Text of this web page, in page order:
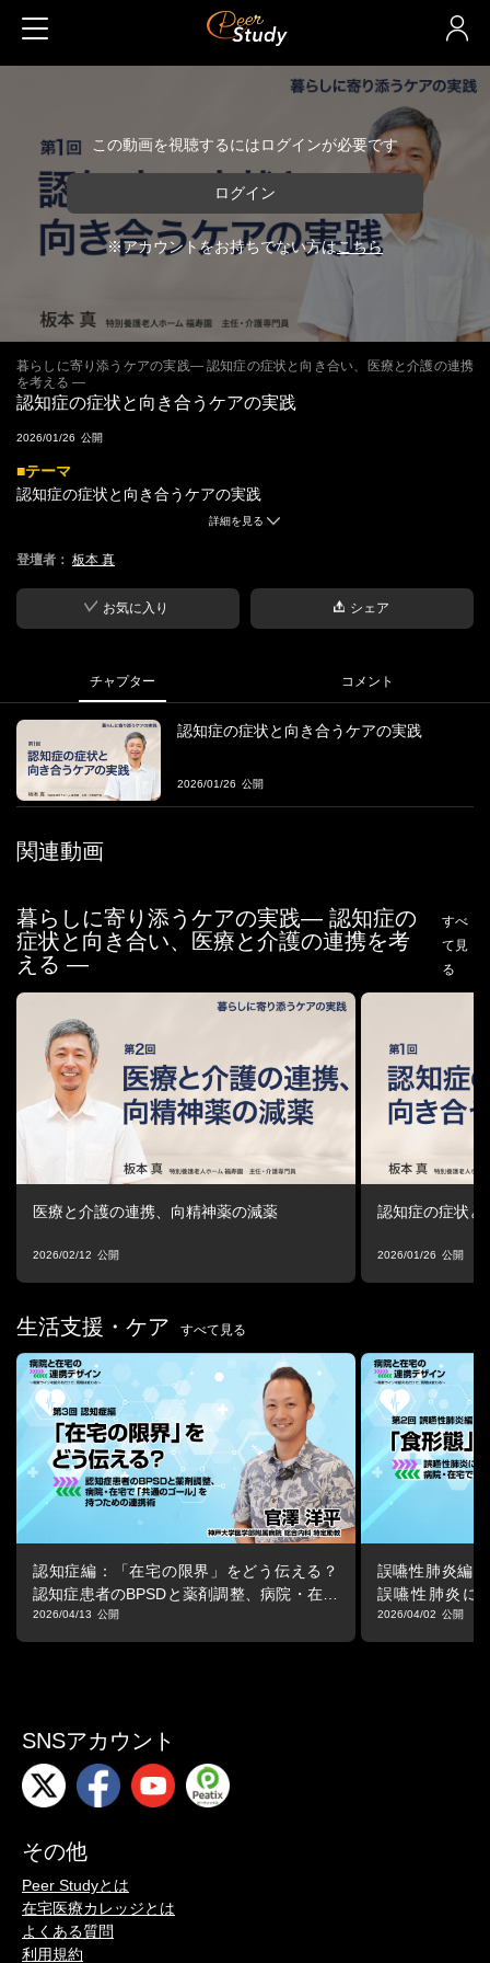
この動画を視聴するにはログインが必要です
ログイン
※アカウントをお持ちでない方はこちら
暮らしに寄り添うケアの実践― 認知症の症状と向き合い、医療と介護の連携
を考える ―
認知症の症状と向き合うケアの実践
2026/01/26
■テーマ
認知症の症状と向き合うケアの実践
ケア職のあなたへ。
「その処方、本当に“本人のため”だったのか。」
――そう悩んだ経験は、ありませんか。
大切なのは、
誰のために、どんなケアをつくるのかを
チームで考え続けること。
・医療と、どう関係を築いてきたのか
・向精神薬を、どう評価し、どう見直してきたのか
──悩み続けてきた現場だからこそ、 共有できる
特養100床で、 入居時の薬剤評価を起点に、
段階的減薬と多職種連携を積み重ね、
向精神薬使用率10％に至った実践。
介護専門員
医療と介護のあいだで試行錯誤してきた過程を、
具体例とともにお話しします。
「明日から、何を変えられるか」
そのヒントを持ち帰る60分です。
板本 真 氏
特別養護老人ホーム 福寿園 主任・介護専門員
別法人で10年間、現場の最前線に立ったのち、2014年に福寿園へ
入職。
に、
化に取り組む。
統合失調症のケースを含め、向精神薬使用率10％を達成。
入居時の薬剤評価から段階的減薬、多職種連携までを体系化し、
再現性の高い実践モデルとして確立。
現在は【向精神薬適正化実践講師】として、講師活動や発信を通
じて、
現場から介護の可能性と魅力を伝えている。
「現場は、まだ進化できる」──その探究心に定評がある。
暮らしに寄り添うケアの実践― 認知症の症状と向き合い、医療と
介護の連携を考える ―（全2回）
詳細を見る
登壇者： 板本 真
お気に入り シェア
チャプター コメント
認知症の症状と向き合うケアの実践
2026/01/26
関連動画
暮らしに寄り添うケアの実践― 認知症の
症状と向き合い、医療と介護の連携を考
える ―
すべ
て見
る
医療と介護の連携、向精神薬の減薬
2026/02/12
認知症の症状と
2026/01/26
生活支援・ケア すべて見る
認知症編：「在宅の限界」をどう伝える？
認知症患者のBPSDと薬剤調整、病院・在宅
で「共通のゴール」を持つための連携術
2026/04/13
誤嚥性肺炎編
誤嚥性肺炎に
と、病院・在
携術
2026/04/02
SNSアカウント
その他
Peer Studyとは
在宅医療カレッジとは
よくある質問
利用規約